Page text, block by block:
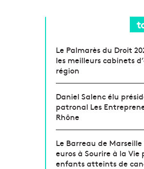
Le Palmarès du Droit
les meilleurs cabinets
région
Daniel Salenc élu
patronal Les
Rhône
Le Barreau de
euros à Sourire à la Vie
enfants atteints de